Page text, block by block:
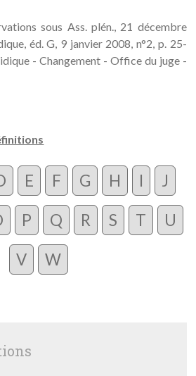
sous Ass. plén., 21 décembre
éd. G, 9 janvier 2008, n°2, p. 25-
- Changement - Office du juge -
E F G H I J
P Q R S T U
V W